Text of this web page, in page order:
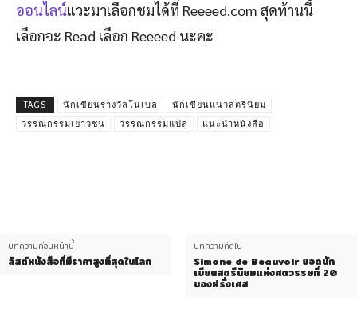
ออนไลน์แวะมาเลือกชมได้ที่ Reeeed.com สุดท้านนี้
เลือกจะ Read เลือก Reeeed นะคะ
TAGS นักเขียนรางวัลโนเบล
นักเขียนแนวสตรีนิยม
วรรณกรรมเยาวชน
วรรณกรรมแปล แนะนำหนังสือ
บทความก่อนหน้านี้
ลิสต์หนังสือที่มีราคาสูงที่สุดในโลก
บทความถัดไป
Simone de Beauvoir ยอดนัก
เขียนสตรีนิยมแห่งศตวรรษที่ 20
ของฝรั่งเศส